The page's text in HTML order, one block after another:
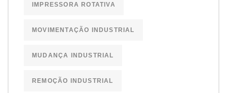
IMPRESSORA ROTATIVA
MOVIMENTAÇÃO INDUSTRIAL
MUDANÇA INDUSTRIAL
REMOÇÃO INDUSTRIAL